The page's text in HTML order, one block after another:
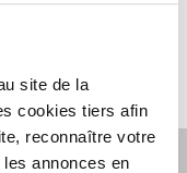
site de la
cookies tiers afin
reconnaître votre
annonces en